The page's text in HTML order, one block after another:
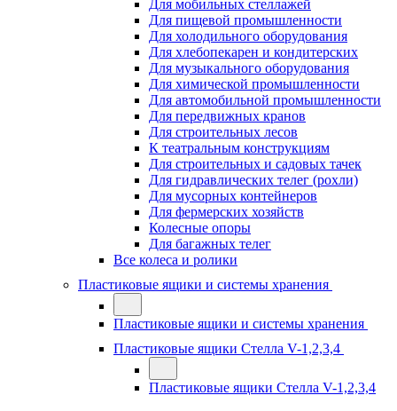
Для мобильных стеллажей
Для пищевой промышленности
Для холодильного оборудования
Для хлебопекарен и кондитерских
Для музыкального оборудования
Для химической промышленности
Для автомобильной промышленности
Для передвижных кранов
Для строительных лесов
К театральным конструкциям
Для строительных и садовых тачек
Для гидравлических телег (рохли)
Для мусорных контейнеров
Для фермерских хозяйств
Колесные опоры
Для багажных телег
Все колеса и ролики
Пластиковые ящики и системы хранения
Пластиковые ящики и системы хранения
Пластиковые ящики Стелла V-1,2,3,4
Пластиковые ящики Стелла V-1,2,3,4